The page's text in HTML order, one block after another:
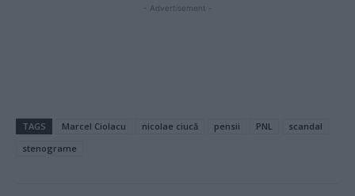
- Advertisement -
TAGS Marcel Ciolacu nicolae ciucă pensii PNL
scandal
stenograme